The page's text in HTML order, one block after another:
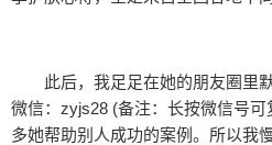
此后，我足足在她的朋友圈里
微信：zyjs28 (备注：长按微信号
多她帮助别人成功的案例。所以我